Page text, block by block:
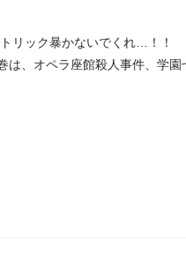
リック暴かないでくれ…！！
、オペラ座館殺人事件、学園